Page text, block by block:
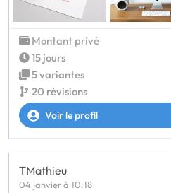
Montant privé
15 jours
5 variantes
20 révisions
Voir le profil
TMathieu
04 janvier à 10:18